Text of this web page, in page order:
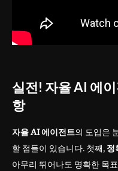
실전! 자율 AI 에
항
자율 AI 에이전트의 도입은
할 점들이 있습니다. 첫째, 정
아무리 뛰어나도 명확한 목